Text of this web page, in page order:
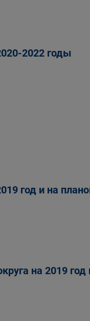
2022 годы
год и на
на 2019